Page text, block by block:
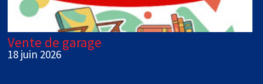
Vente de garage
18 juin 2026